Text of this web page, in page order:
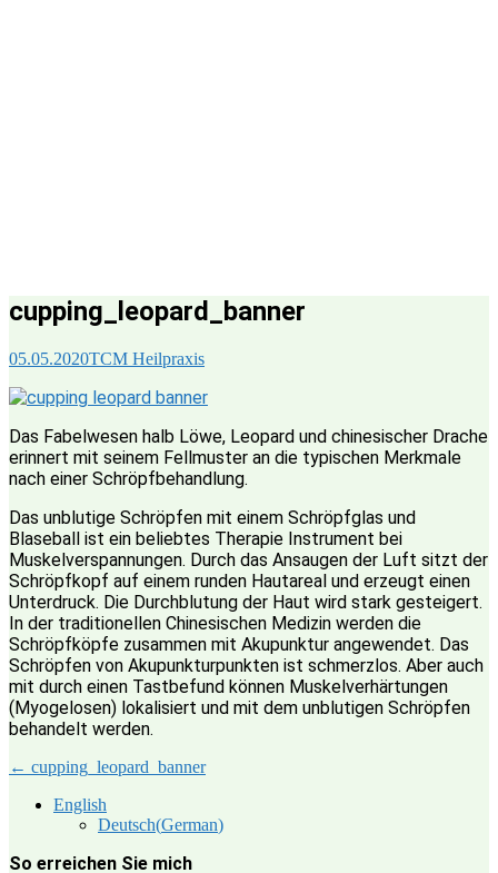
cupping_leopard_banner
05.05.2020TCM Heilpraxis
Das Fabelwesen halb Löwe, Leopard und chinesischer Drache
erinnert mit seinem Fellmuster an die typischen Merkmale
nach einer Schröpfbehandlung.
Das unblutige Schröpfen mit einem Schröpfglas und
Blaseball ist ein beliebtes Therapie Instrument bei
Muskelverspannungen. Durch das Ansaugen der Luft sitzt der
Schröpfkopf auf einem runden Hautareal und erzeugt einen
Unterdruck. Die Durchblutung der Haut wird stark gesteigert.
In der traditionellen Chinesischen Medizin werden die
Schröpfköpfe zusammen mit Akupunktur angewendet. Das
Schröpfen von Akupunkturpunkten ist schmerzlos. Aber auch
mit durch einen Tastbefund können Muskelverhärtungen
(Myogelosen) lokalisiert und mit dem unblutigen Schröpfen
behandelt werden.
Post
navigation
← cupping_leopard_banner
English
Deutsch(German)
So erreichen Sie mich